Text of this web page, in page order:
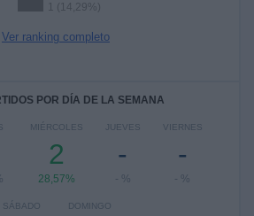
1 (14,29%)
Ver ranking completo
POR DÍA DE LA SEMANA
MIÉRCOLES
2
28,57%
JUEVES
-
- %
VIERNES
-
- %
SÁBADO DOMINGO